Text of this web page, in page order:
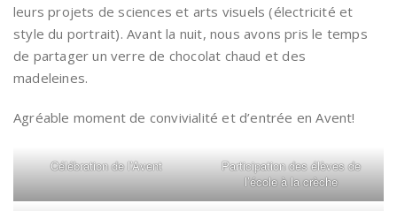
leurs projets de sciences et arts visuels (électricité et
style du portrait). Avant la nuit, nous avons pris le temps
de partager un verre de chocolat chaud et des
madeleines.
Agréable moment de convivialité et d’entrée en Avent!
Célébration de l’Avent
Participation des élèves de
l’école à la crèche